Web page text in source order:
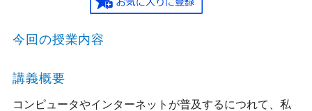
今回の授業内容
講義概要
コンピュータやインターネットが普及するにつれて、私